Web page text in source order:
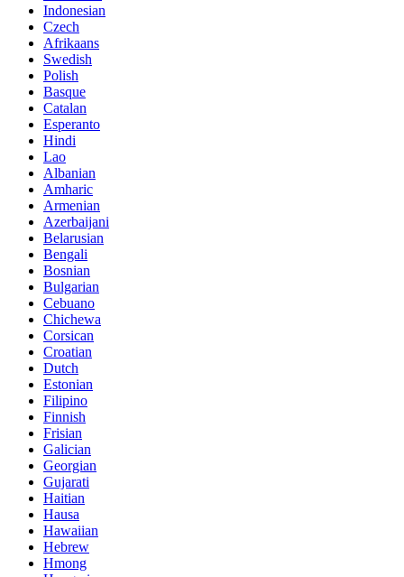
Indonesian
Czech
Afrikaans
Swedish
Polish
Basque
Catalan
Esperanto
Hindi
Lao
Albanian
Amharic
Armenian
Azerbaijani
Belarusian
Bengali
Bosnian
Bulgarian
Cebuano
Chichewa
Corsican
Croatian
Dutch
Estonian
Filipino
Finnish
Frisian
Galician
Georgian
Gujarati
Haitian
Hausa
Hawaiian
Hebrew
Hmong